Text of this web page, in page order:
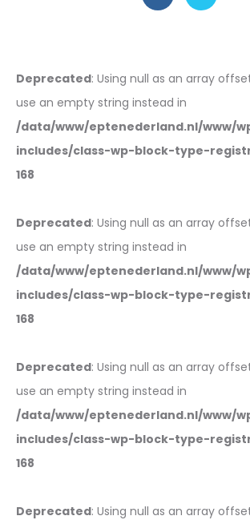
Deprecated: Using null as an array
use an empty string instead in
/data/www/eptenederland.nl/www/
includes/class-wp-block-type-
168
Deprecated: Using null as an array
use an empty string instead in
/data/www/eptenederland.nl/www/
includes/class-wp-block-type-
168
Deprecated: Using null as an array
use an empty string instead in
/data/www/eptenederland.nl/www/
includes/class-wp-block-type-
168
Deprecated: Using null as an array